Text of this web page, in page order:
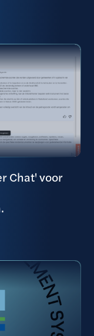
Chat' voor